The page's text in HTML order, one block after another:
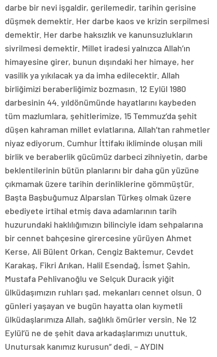
darbe bir nevi işgaldir, gerilemedir, tarihin gerisine
düşmek demektir. Her darbe kaos ve krizin serpilmesi
demektir. Her darbe haksızlık ve kanunsuzlukların
sivrilmesi demektir. Millet iradesi yalnızca Allah’ın
himayesine girer, bunun dışındaki her himaye, her
vasilik ya yıkılacak ya da imha edilecektir. Allah
birliğimizi beraberliğimiz bozmasın. 12 Eylül 1980
darbesinin 44. yıldönümünde hayatlarını kaybeden
tüm mazlumlara, şehitlerimize, 15 Temmuz’da şehit
düşen kahraman millet evlatlarına, Allah’tan rahmetler
niyaz ediyorum. Cumhur İttifakı ikliminde oluşan mili
birlik ve beraberlik gücümüz darbeci zihniyetin, darbe
beklentilerinin bütün planlarını bir daha gün yüzüne
çıkmamak üzere tarihin derinliklerine gömmüştür.
Başta Başbuğumuz Alparslan Türkeş olmak üzere
ebediyete irtihal etmiş dava adamlarının tarih
huzurundaki haklılığımızın bilinciyle idam sehpalarına
bir cennet bahçesine girercesine yürüyen Ahmet
Kerse, Ali Bülent Orkan, Cengiz Baktemur, Cevdet
Karakaş, Fikri Arıkan, Halil Esendağ, İsmet Şahin,
Mustafa Pehlivanoğlu ve Selçuk Duracık yiğit
ülküdaşımızın ruhları şad, mekanları cennet olsun. O
günleri yaşayan ve bugün hayatta olan kıymetli
ülküdaşlarımıza Allah, sağlıklı ömürler versin. Ne 12
Eylül’ü ne de şehit dava arkadaşlarımızı unuttuk.
Unutursak kanımız kurusun” dedi. – AYDIN